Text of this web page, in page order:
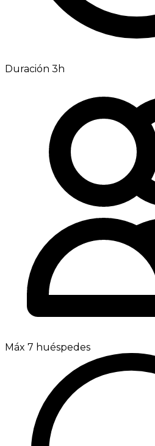
Duración 3h
Máx 7 huéspedes